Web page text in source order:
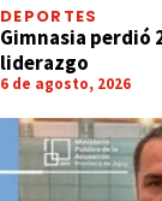
DEPORTES
Gimnasia perdió
liderazgo
6 de agosto, 2026